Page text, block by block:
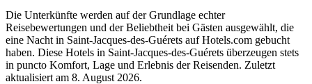
Die Unterkünfte werden auf der Grundlage echter
Reisebewertungen und der Beliebtheit bei Gästen ausgewählt, die
eine Nacht in Saint-Jacques-des-Guérets auf Hotels.com gebucht
haben. Diese Hotels in Saint-Jacques-des-Guérets überzeugen stets
in puncto Komfort, Lage und Erlebnis der Reisenden. Zuletzt
aktualisiert am 8. August 2026.